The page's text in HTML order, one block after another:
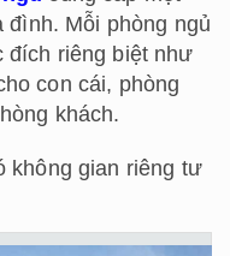
đình. Mỗi phòng ngủ
đích riêng biệt như
con cái, phòng
khách.
không gian riêng tư